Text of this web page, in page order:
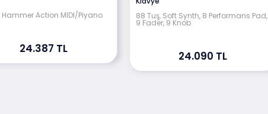
Hammer Action MIDI/Piyano
24.387 TL
88 Tuş, Soft Synth, 8 Performans Pad,
9 Fader, 9 Knob
24.090 TL